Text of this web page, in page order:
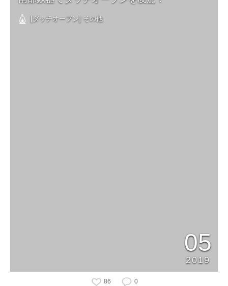
[ダッチオーブン] その他
05
2019
86 0